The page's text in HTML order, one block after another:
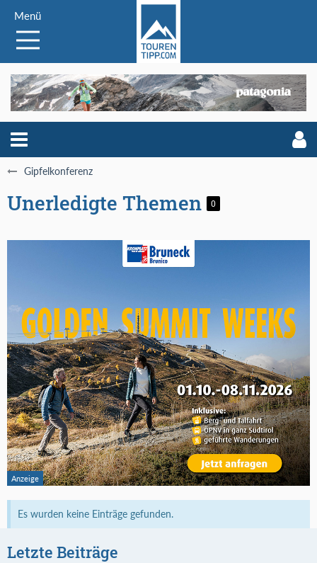
Menü
Gipfelkonferenz
Unerledigte Themen 0
Es wurden keine Einträge gefunden.
Letzte Beiträge